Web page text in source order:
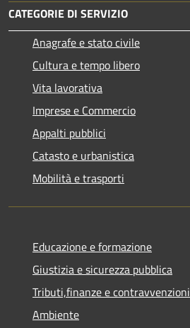
CATEGORIE DI SERVIZIO
Anagrafe e stato civile
Cultura e tempo libero
Vita lavorativa
Imprese e Commercio
Appalti pubblici
Catasto e urbanistica
Mobilità e trasporti
Educazione e formazione
Giustizia e sicurezza pubblica
Tributi,finanze e contravvenzioni
Ambiente